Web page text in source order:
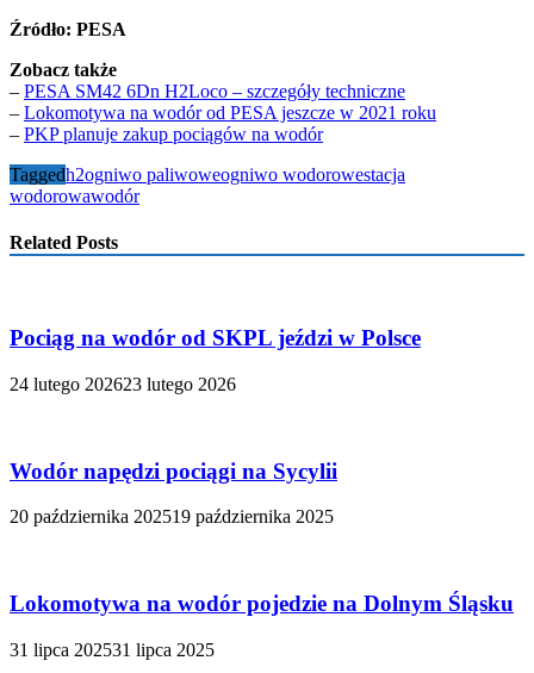
Źródło: PESA
Zobacz także
– PESA SM42 6Dn H2Loco – szczegóły techniczne
– Lokomotywa na wodór od PESA jeszcze w 2021 roku
– PKP planuje zakup pociągów na wodór
Taggedh2ogniwo paliwoweogniwo wodorowestacja
wodorowawodór
Related Posts
Pociąg na wodór od SKPL jeździ w Polsce
24 lutego 202623 lutego 2026
Wodór napędzi pociągi na Sycylii
20 października 202519 października 2025
Lokomotywa na wodór pojedzie na Dolnym Śląsku
31 lipca 202531 lipca 2025